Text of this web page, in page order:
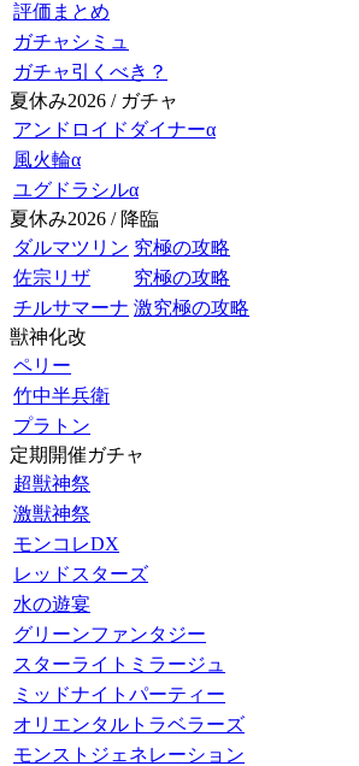
評価まとめ
ガチャシミュ
ガチャ引くべき？
夏休み2026 / ガチャ
アンドロイドダイナーα
風火輪α
ユグドラシルα
夏休み2026 / 降臨
ダルマツリン 究極の攻略
佐宗リザ
究極の攻略
チルサマーナ 激究極の攻略
獣神化改
ペリー
竹中半兵衛
プラトン
定期開催ガチャ
超獣神祭
激獣神祭
モンコレDX
レッドスターズ
水の遊宴
グリーンファンタジー
スターライトミラージュ
ミッドナイトパーティー
オリエンタルトラベラーズ
モンストジェネレーション